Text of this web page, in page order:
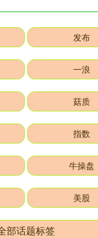
发布
一浪
菇质
指数
牛操盘
美股
部话题标签